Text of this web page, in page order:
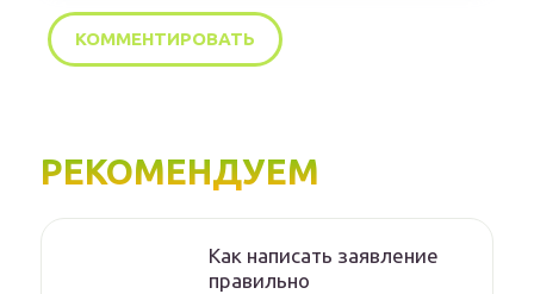
РЕКОМЕНДУЕМ
Как написать заявление
правильно